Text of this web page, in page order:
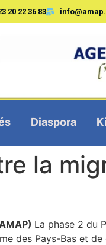
20 22 36 83
Diaspora
la
La phase 2 du
des Pays-Bas et